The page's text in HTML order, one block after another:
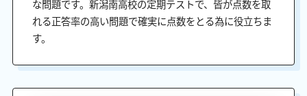
な問題です。新潟南高校の定期テストで、皆が点数を取
れる正答率の高い問題で確実に点数をとる為に役立ちま
す。